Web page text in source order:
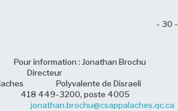
- 30 -
information : Jonathan Brochu
Directeur
Polyvalente de Disraeli
449-3200, poste 4005
jonathan.brochu@csappalaches.qc.ca